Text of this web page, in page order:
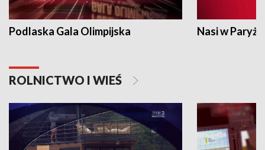
Podlaska Gala Olimpijska Nasi w Paryżu
ROLNICTWO I WIEŚ